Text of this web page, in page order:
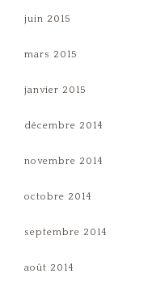
juin 2015
mars 2015
janvier 2015
décembre 2014
novembre 2014
octobre 2014
septembre 2014
août 2014